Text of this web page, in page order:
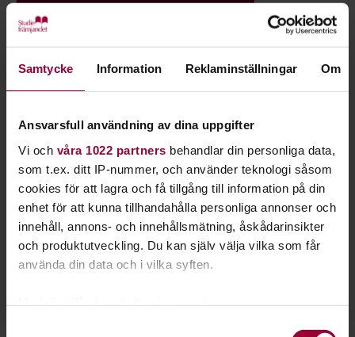
Samtycke Information Reklaminställningar Om
Ansvarsfull användning av dina uppgifter
Vi och våra 1022 partners behandlar din personliga data,
som t.ex. ditt IP-nummer, och använder teknologi såsom
cookies för att lagra och få tillgång till information på din
enhet för att kunna tillhandahålla personliga annonser och
innehåll, annons- och innehållsmätning, åskådarinsikter
och produktutveckling. Du kan själv välja vilka som får
använda din data och i vilka syften.
Martin Andersson
Folkbildningsutvecklare Kultur
Skicka e-post